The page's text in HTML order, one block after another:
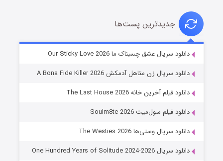
شوهر
جدیدترین پست‌ها
دانلود سریال عشق چسبناک ما Our Sticky Love 2026
دانلود سریال زن متاهل آدمکش A Bona Fide Killer 2026
دانلود فیلم آخرین خانه The Last House 2026
دانلود فیلم سول‌میت Soulm8te 2026
دانلود سریال وستی‌ها The Westies 2026
دانلود سریال One Hundred Years of Solitude 2024-2026